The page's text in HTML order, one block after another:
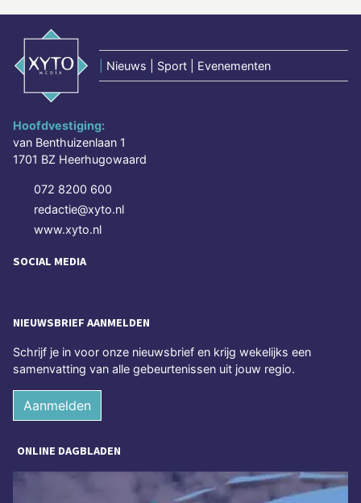
Nieuws | Sport | Evenementen
Hoofdvestiging:
van Benthuizenlaan 1
1701 BZ Heerhugowaard
072 8200 600
redactie@xyto.nl
www.xyto.nl
SOCIAL MEDIA
NIEUWSBRIEF AANMELDEN
Schrijf je in voor onze nieuwsbrief en krijg wekelijks een
samenvatting van alle gebeurtenissen uit jouw regio.
Aanmelden
ONLINE DAGBLADEN